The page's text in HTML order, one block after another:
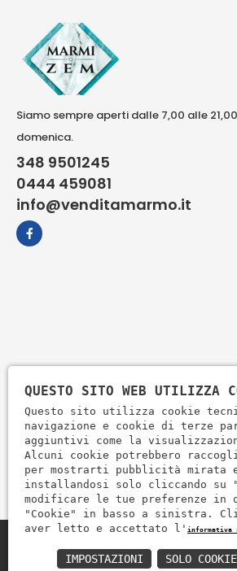
Siamo sempre aperti dalle 7,00 alle
domenica.
348 9501245
0444 459081
info@venditamarmo.it
Zem Marmi P.I. 03463990246
QUESTO SITO WEB UTILIZZA
Questo sito utilizza cookie
navigazione e cookie di terze
aggiuntivi come la
Alcuni cookie potrebbero
per mostrarti pubblicità
installandosi solo cliccando
modificare le tue preferenze in
"Cookie" in basso a sinistra.
aver letto e accettato l' informativa
SOLO
IMPOSTAZIONI